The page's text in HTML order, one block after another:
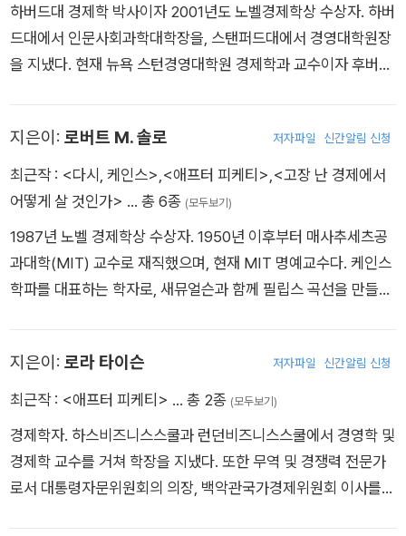
그는 1991년 미국 경제학회가 '가장 탁월한 소장 경제학자'에게
2년마다 수여하는 '존 베이츠 클라크 메달(John Bates Clark M
edal)'을 받았으며, 최근 경제학자로서는 처음으로 '뉴욕 타임스'
고정 칼럼니스트로 위촉되었다.
하버드대 경제학 박사이자 2001년도 노벨경제학상 수상자. 하버
드대에서 인문사회과학대학장을, 스탠퍼드대에서 경영대학원장
을 지냈다. 현재 뉴욕 스턴경영대학원 경제학과 교수이자 후버연
명으로 손꼽힌다. 1981년 미국경제학회에서 경제학 발전에 가장
큰 기여를 한 40세 미만 경제학자에게 수여하는 ‘존 베이츠 클라
크 메달’을 받았다. 지은 책으로 《Market Signaling》,《Industri
ture in Investment Banking》이 있다. 마이클 스펜스는 시장
내에서 다양한 정보들이 어떻게 만들어지고 어떤 역할을 하는지
에 대해 흥미를 가졌고 그 결과로 ‘시장에서 정보의 갭이 존재할
때의 시장의 역할과 기능’에 관한 논문을 써 조지 애커로프(Geor
ge Akerlof), 조지프 스티글리츠(Joseph Stiglitz)와 함께 노벨
에 새로운 바람을 일으키고 있는 신흥경제국과 개발도상국들을
향했다. 4년이 넘는 시간 동안 성장및개발위원회(Commission
on Growth and Development, CGD)에서 개발도상국을 연구
한 그는 개도국들이 빠른 속도로 성장함과 동시에 빈곤이 감축되
지은이: 로버트 M. 솔로 저자파일 신간알림 신청
최근작 : <다시, 케인스> <애프터 피케티> <고장 난 경제에서
어떻게 살 것인가> … 총 6종 (모두보기)
1987년 노벨 경제학상 수상자. 1950년 이후부터 매사추세츠공
과대학(MIT) 교수로 재직했으며, 현재 MIT 명예교수다. 케인스
학파를 대표하는 학자로, 새뮤얼슨과 함께 필립스 곡선을 만들었
티글리츠, 조지 애컬로프, 폴 크루그먼, 필립 코틀러, 올리비에 블
랑샤르 등 세계의 경제학자들이 그의 지도를 받기도 했다. 하버드
에서 경제학 박사학위를 받았다. 1961년에는 미국경제학회가 4
0세 미만의 탁월한 소장 경제학자에게 수여하는 존 베이츠 클라
크 메달을 받았고, 이후 미국경제학회 회장이 된다. 오랜 시간 보
스턴 연방준비은행 이사를 지냈으며, 이사회의 의장을 맡기도 했
지은이: 로라 타이슨 저자파일 신간알림 신청
최근작 : <애프터 피케티> … 총 2종 (모두보기)
경제학자. 하스비즈니스스쿨과 런던비즈니스스쿨에서 경영학 및
경제학 교수를 거쳐 학장을 지냈다. 또한 무역 및 경쟁력 전문가
로서 대통령자문위원회의 의장, 백악관국가경제위원회 이사를